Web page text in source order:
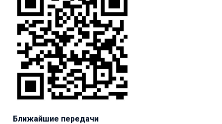
Ближайшие передачи